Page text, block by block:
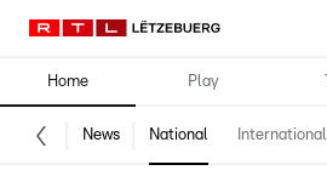
Home Play
News National International